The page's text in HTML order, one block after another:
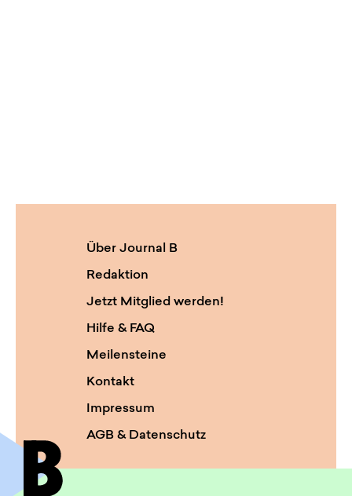
Über Journal B
Redaktion
Jetzt Mitglied werden!
Hilfe & FAQ
Meilensteine
Kontakt
Impressum
AGB & Datenschutz